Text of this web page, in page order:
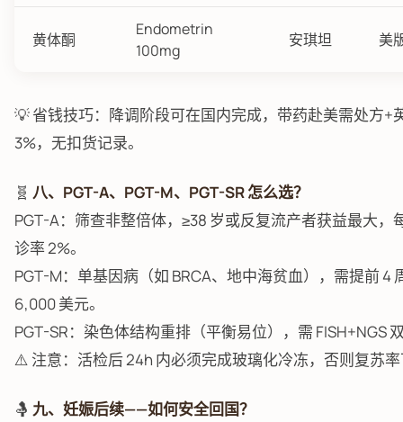
黄体酮
Endometrin
100mg
安琪坦 美
💡 省钱技巧：降调阶段可在国内完成，带药赴美需处方+
3%，无扣货记录。
🧬 八、PGT-A、PGT-M、PGT-SR 怎么选？
PGT-A：筛查非整倍体，≥38 岁或反复流产者获益最大，
诊率 2%。
PGT-M：单基因病（如 BRCA、地中海贫血），需提前 4
6,000 美元。
PGT-SR：染色体结构重排（平衡易位），需 FISH+NGS
⚠️ 注意：活检后 24h 内必须完成玻璃化冷冻，否则复苏
🤱 九、妊娠后续——如何安全回国？